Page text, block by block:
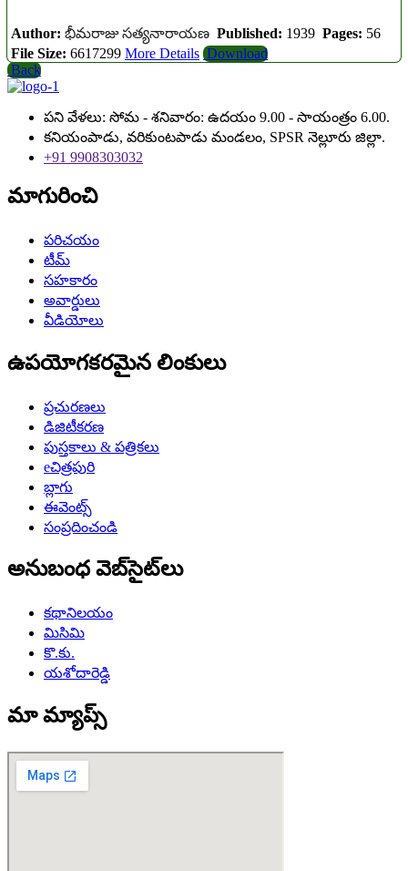
Author: భీమరాజు సత్యనారాయణ Published: 1939 Pages: 56
File Size: 6617299 More Details Download
Back
పని వేళలు: సోమ - శనివారం: ఉదయం 9.00 - సాయంత్రం 6.00.
కనియంపాడు, వరికుంటపాడు మండలం, SPSR నెల్లూరు జిల్లా.
+91 9908303032
మాగురించి
పరిచయం
టీమ్
సహకారం
అవార్డులు
వీడియోలు
ఉపయోగకరమైన లింకులు
ప్రచురణలు
డిజిటీకరణ
పుస్తకాలు & పత్రికలు
eచిత్రపురి
బ్లాగు
ఈవెంట్స్
సంప్రదించండి
అనుబంధ వెబ్‌సైట్‌లు
కథానిలయం
మిసిమి
కొ.కు.
యశోదారెడ్డి
మా మ్యాప్స్